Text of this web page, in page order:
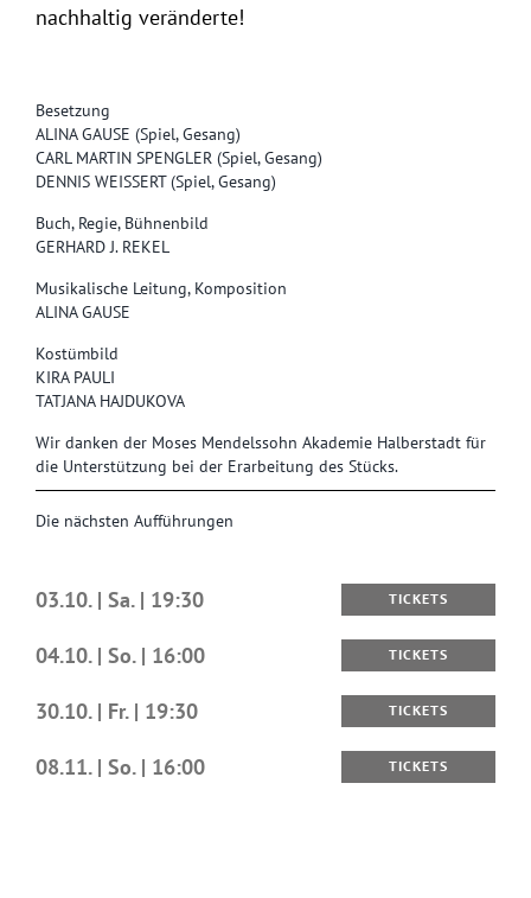
Besetzung
ALINA GAUSE (Spiel, Gesang)
CARL MARTIN SPENGLER (Spiel, Gesang)
DENNIS WEISSERT (Spiel, Gesang)
Buch, Regie, Bühnenbild
GERHARD J. REKEL
Musikalische Leitung, Komposition
ALINA GAUSE
Kostümbild
KIRA PAULI
TATJANA HAJDUKOVA
Wir danken der Moses Mendelssohn Akademie Halberstadt für
die Unterstützung bei der Erarbeitung des Stücks.
Die nächsten Aufführungen
03.10. | Sa. | 19:30 TICKETS
04.10. | So. | 16:00 TICKETS
30.10. | Fr. | 19:30 TICKETS
08.11. | So. | 16:00 TICKETS
nachhaltig veränderte!